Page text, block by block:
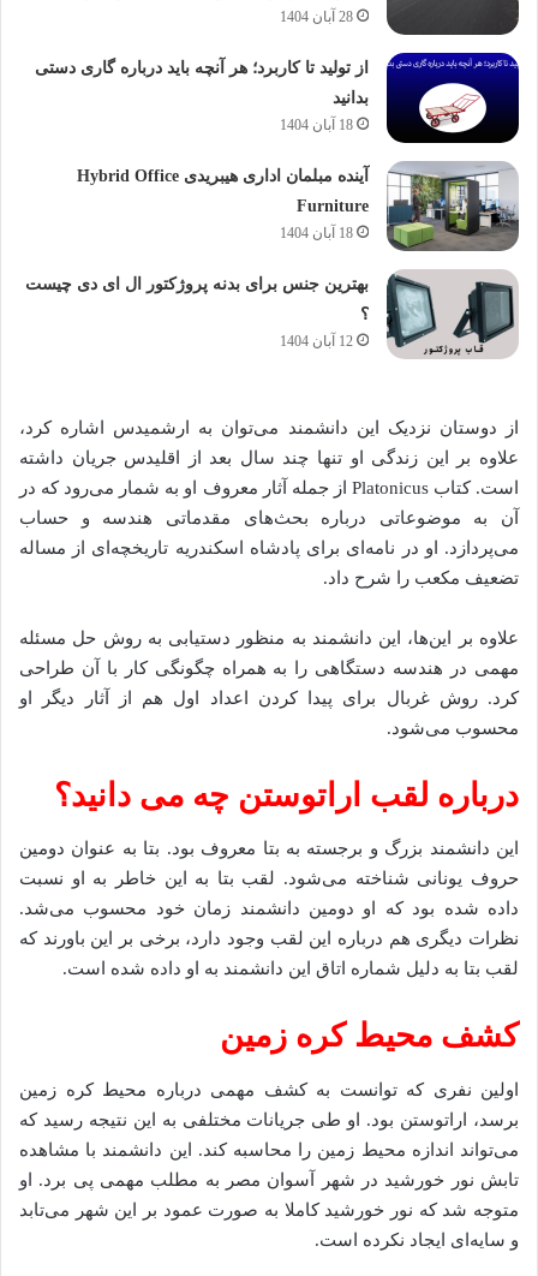
28 آبان 1404
از تولید تا کاربرد؛ هر آنچه باید درباره گاری دستی
بدانید
18 آبان 1404
آینده مبلمان اداری هیبریدی Hybrid Office
Furniture
18 آبان 1404
بهترین جنس برای بدنه پروژکتور ال ای دی چیست
؟
12 آبان 1404
از دوستان نزدیک این دانشمند می‌توان به ارشمیدس اشاره کرد،
علاوه بر این زندگی او تنها چند سال بعد از اقلیدس جریان داشته
است. کتاب Platonicus از جمله آثار معروف او به شمار می‌رود که در
آن به موضوعاتی درباره بحث‌های مقدماتی هندسه و حساب
می‌پردازد. او در نامه‌ای برای پادشاه اسکندریه تاریخچه‌ای از مساله
تضعیف مکعب را شرح داد.
علاوه بر این‌ها، این دانشمند به منظور دستیابی به روش حل مسئله
مهمی در هندسه دستگاهی را به همراه چگونگی کار با آن طراحی
کرد. روش غربال برای پیدا کردن اعداد اول هم از آثار دیگر او
محسوب می‌شود.
درباره لقب اراتوستن چه می دانید؟
این دانشمند بزرگ و برجسته به بتا معروف بود. بتا به عنوان دومین
حروف یونانی شناخته می‌شود. لقب بتا به این خاطر به او نسبت
داده شده بود که او دومین دانشمند زمان خود محسوب می‌شد.
نظرات دیگری هم درباره این لقب وجود دارد، برخی بر این باورند که
لقب بتا به دلیل شماره اتاق این دانشمند به او داده شده است.
کشف محیط کره زمین
اولین نفری که توانست به کشف مهمی درباره محیط کره زمین
برسد، اراتوستن بود. او طی جریانات مختلفی به این نتیجه رسید که
می‌تواند اندازه محیط زمین را محاسبه کند. این دانشمند با مشاهده
تابش نور خورشید در شهر آسوان مصر به مطلب مهمی پی برد. او
متوجه شد که نور خورشید کاملا به صورت عمود بر این شهر می‌تابد
و سایه‌ای ایجاد نکرده است.